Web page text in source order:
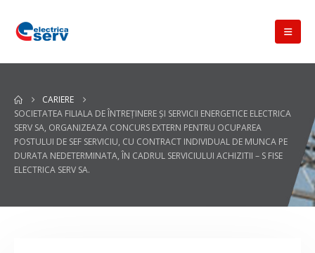
CARIERE
SOCIETATEA FILIALA DE ÎNTREŢINERE ŞI SERVICII ENERGETICE ELECTRICA
SERV SA, ORGANIZEAZA CONCURS EXTERN PENTRU OCUPAREA
POSTULUI DE SEF SERVICIU, CU CONTRACT INDIVIDUAL DE MUNCA PE
DURATA NEDETERMINATA, ÎN CADRUL SERVICIULUI ACHIZITII – S FISE
ELECTRICA SERV SA.